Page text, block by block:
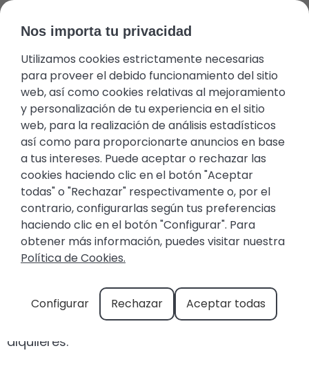
Área del huésped Favoritos
+34 971 645 422
Propietarios
COVID-19 Estándares de
higiene
Alquileres Drac les garantiza una estancia en
sus casas y apartamentos libre de COVID. El
equipo de limpieza de nuestra empresa
prepara, limpia y desinfecta a conciencia sus
alquileres.
Nos importa tu privacidad
Utilizamos cookies estrictamente necesarias
para proveer el debido funcionamiento del sitio
web, así como cookies relativas al mejoramiento
y personalización de tu experiencia en el sitio
web, para la realización de análisis estadísticos
así como para proporcionarte anuncios en base
a tus intereses. Puede aceptar o rechazar las
cookies haciendo clic en el botón "Aceptar
todas" o "Rechazar" respectivamente o, por el
contrario, configurarlas según tus preferencias
haciendo clic en el botón "Configurar". Para
obtener más información, puedes visitar nuestra
Política de Cookies.
Configurar Rechazar Aceptar todas